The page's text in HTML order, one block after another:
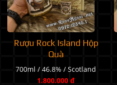
Rượu Rock Island Hộp
Quà
700ml / 46.8% / Scotland
1.800.000 đ